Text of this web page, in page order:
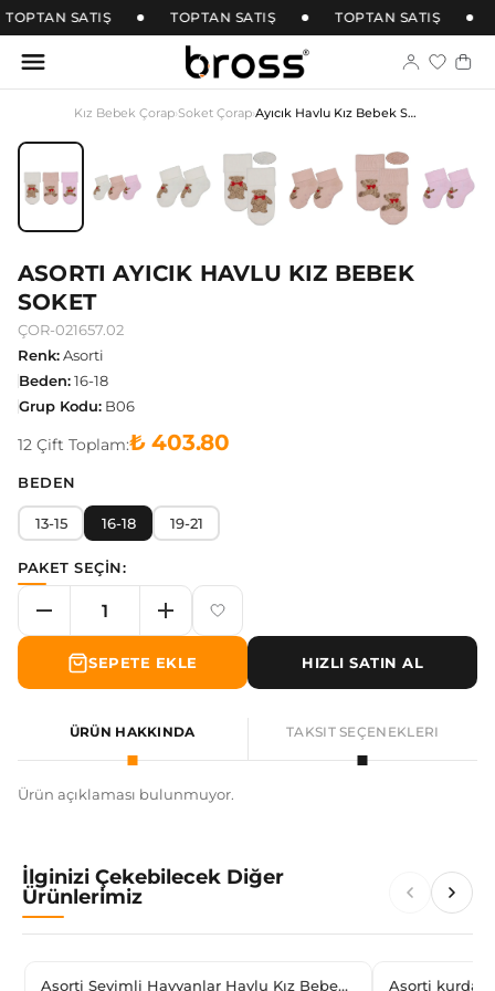
TOPTAN SATIŞ TOPTAN SATIŞ TOPTAN SATIŞ
Kız Bebek Çorap›Soket Çorap› Ayıcık Havlu Kız Bebek Soket
ASORTI AYICIK HAVLU KIZ BEBEK
SOKET
ÇOR-021657.02
Renk:Asorti
Beden:16-18
Grup Kodu: B06
12 Çift Toplam:₺ 403.80
BEDEN
13-15 16-18 19-21
PAKET SEÇİN:
SEPETE EKLE HIZLI SATIN AL
ÜRÜN HAKKINDA TAKSIT SEÇENEKLERI
Ürün açıklaması bulunmuyor.
İlginizi Çekebilecek Diğer
Ürünlerimiz
Asorti Sevimli Hayvanlar Havlu Kız Bebek
Asorti